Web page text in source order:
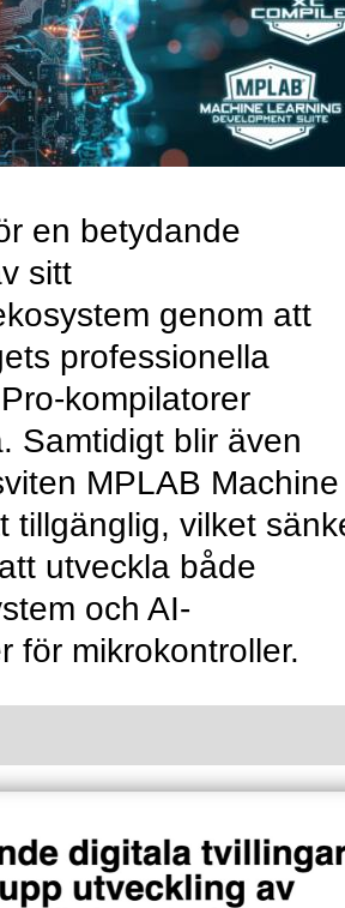
en betydande
sitt
genom att
professionella
kompilatorer
Samtidigt blir även
MPLAB Machine
tillgänglig, vilket
utveckla både
och AI-
för mikrokontroller.